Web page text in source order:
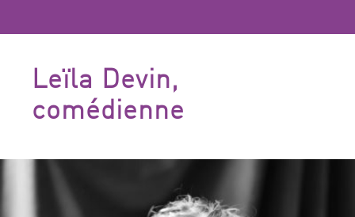
Leïla Devin,
comédienne